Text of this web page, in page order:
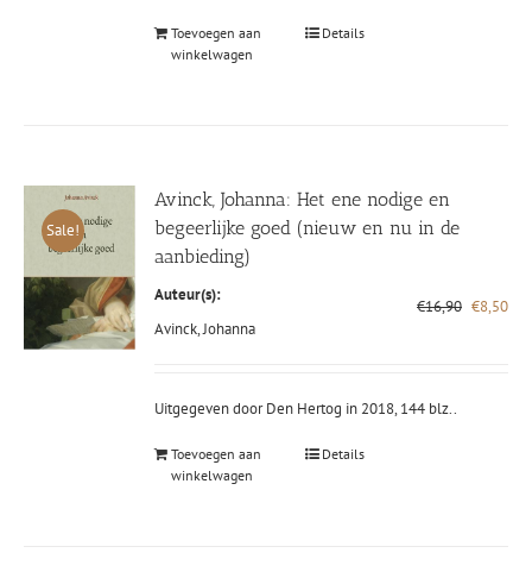
Toevoegen aan
winkelwagen
Details
Sale!
Avinck, Johanna: Het ene nodige en
begeerlijke goed (nieuw en nu in de
aanbieding)
Auteur(s):
Avinck, Johanna
€16,90 €8,50
Uitgegeven door Den Hertog in 2018, 144 blz..
Toevoegen aan
winkelwagen
Details